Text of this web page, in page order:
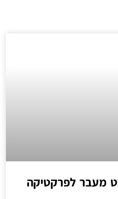
מעבר לפרקטיקה